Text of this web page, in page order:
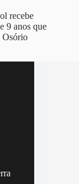
recebe
9 anos que
Osório